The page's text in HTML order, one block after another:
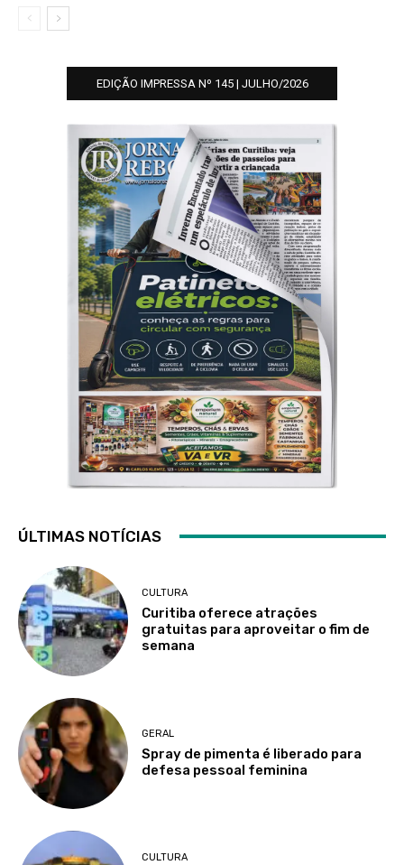
EDIÇÃO IMPRESSA Nº 145 | JULHO/2026
ÚLTIMAS NOTÍCIAS
CULTURA
Curitiba oferece atrações
gratuitas para aproveitar o fim de
semana
GERAL
Spray de pimenta é liberado para
defesa pessoal feminina
CULTURA